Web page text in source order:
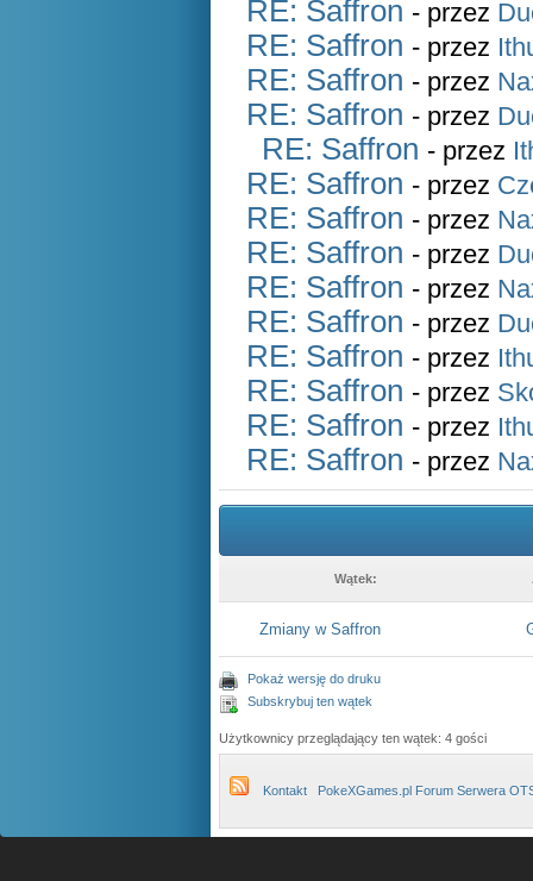
RE: Saffron - przez
RE: Saffron - przez
RE: Saffron - przez
RE: Saffron - przez
RE: Saffron - przez
RE: Saffron - przez
RE: Saffron - przez
RE: Saffron - przez
RE: Saffron - przez
RE: Saffron - przez
RE: Saffron - przez
RE: Saffron - przez
RE: Saffron - przez
RE: Saffron - przez
Wątek:
Zmiany w Saffron
Pokaż wersję do druku
Subskrybuj ten wątek
Użytkownicy przeglądający ten wątek: 4 gości
Kontakt PokeXGames.pl Forum Serwera